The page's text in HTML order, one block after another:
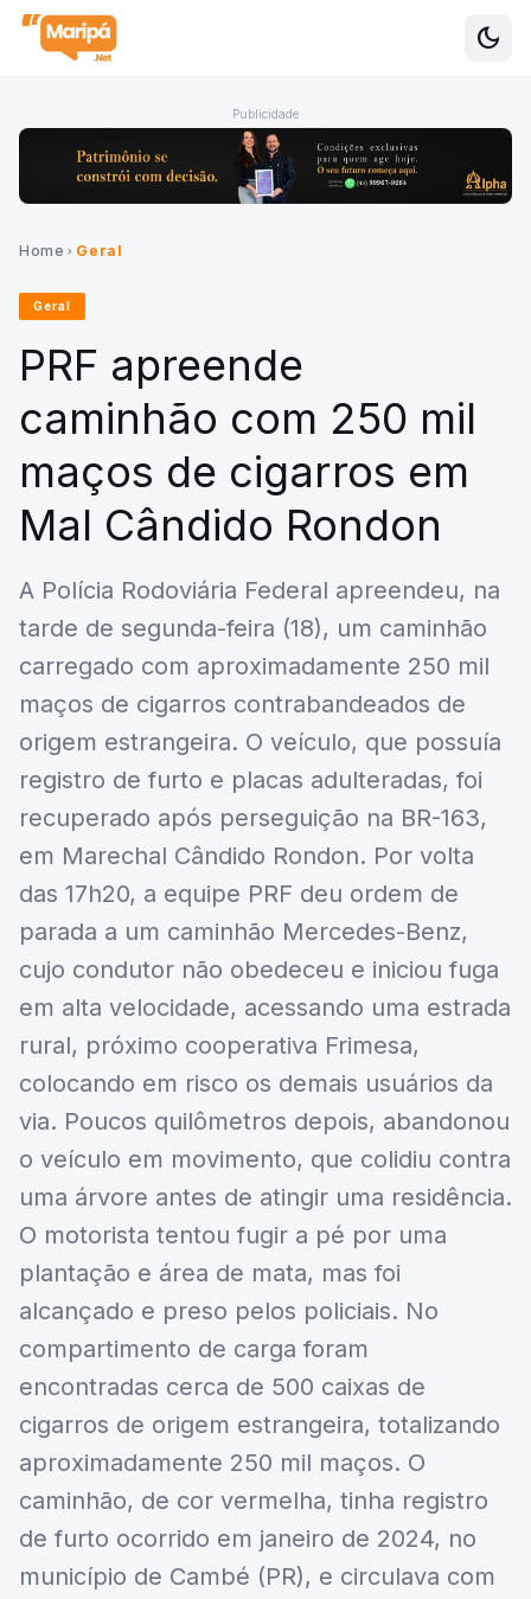
dark_mode
Publicidade
Home chevron_right Geral
Geral
PRF apreende
caminhão com 250 mil
maços de cigarros em
Mal Cândido Rondon
A Polícia Rodoviária Federal apreendeu, na
tarde de segunda-feira (18), um caminhão
carregado com aproximadamente 250 mil
maços de cigarros contrabandeados de
origem estrangeira. O veículo, que possuía
registro de furto e placas adulteradas, foi
recuperado após perseguição na BR-163,
em Marechal Cândido Rondon. Por volta
das 17h20, a equipe PRF deu ordem de
parada a um caminhão Mercedes-Benz,
cujo condutor não obedeceu e iniciou fuga
em alta velocidade, acessando uma estrada
rural, próximo cooperativa Frimesa,
colocando em risco os demais usuários da
via. Poucos quilômetros depois, abandonou
o veículo em movimento, que colidiu contra
uma árvore antes de atingir uma residência.
O motorista tentou fugir a pé por uma
plantação e área de mata, mas foi
alcançado e preso pelos policiais. No
compartimento de carga foram
encontradas cerca de 500 caixas de
cigarros de origem estrangeira, totalizando
aproximadamente 250 mil maços. O
caminhão, de cor vermelha, tinha registro
de furto ocorrido em janeiro de 2024, no
município de Cambé (PR), e circulava com